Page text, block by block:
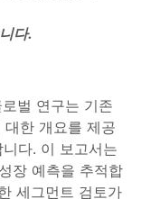
다.
벌 연구는 기존
한 개요를 제공
다. 이 보고서는
장 예측을 추적합
세그먼트 검토가